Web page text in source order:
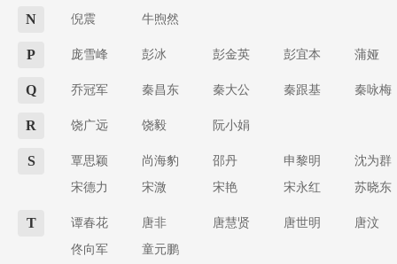
N 倪震 牛煦然
P 庞雪峰 彭冰 彭金英 彭宜本 蒲娅
Q 乔冠军 秦昌东 秦大公 秦跟基 秦咏梅
R 饶广远 饶毅 阮小娟
S 覃思颖 尚海豹 邵丹 申黎明
沈为群
宋德力
宋溦 宋艳 宋永红 苏晓东
T 谭春花 唐非 唐慧贤 唐世明
唐汶
佟向军
童元鹏